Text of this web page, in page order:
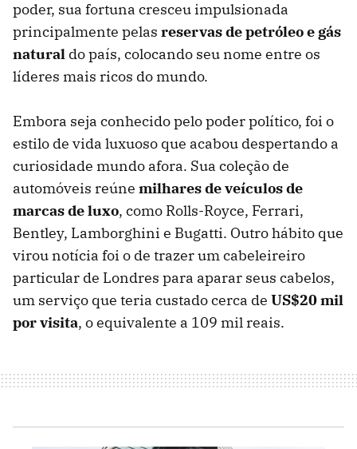
poder, sua fortuna cresceu impulsionada
principalmente pelas reservas de petróleo e gás
natural do país, colocando seu nome entre os
líderes mais ricos do mundo.
Embora seja conhecido pelo poder político, foi o
estilo de vida luxuoso que acabou despertando a
curiosidade mundo afora. Sua coleção de
automóveis reúne milhares de veículos de
marcas de luxo, como Rolls-Royce, Ferrari,
Bentley, Lamborghini e Bugatti. Outro hábito que
virou notícia foi o de trazer um cabeleireiro
particular de Londres para aparar seus cabelos,
um serviço que teria custado cerca de US$20 mil
por visita, o equivalente a 109 mil reais.